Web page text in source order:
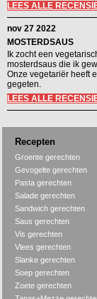
LEES ALLE
nov 27 2022
MOSTERDSAUS
Ik zocht een
mosterdsaus die ik
Onze vegetariër heeft
gegeten.
LEES ALLE
Recepten
Groente gerechten
Gevogelte gerechten
Pasta gerechten
Salade gerechten
Sandwich gerechten
Saus gerechten
Vis gerechten
Vlees gerechten
Slanke gerechten
Soep gerechten
Zoete gerechten